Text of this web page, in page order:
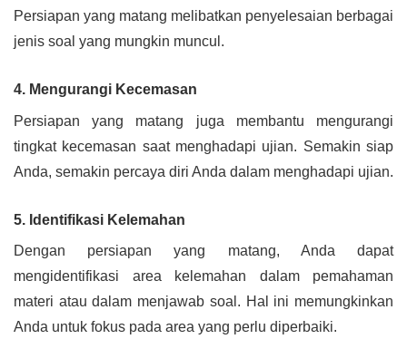
Persiapan yang matang melibatkan penyelesaian berbagai
jenis soal yang mungkin muncul.
4. Mengurangi Kecemasan
Persiapan yang matang juga membantu mengurangi
tingkat kecemasan saat menghadapi ujian. Semakin siap
Anda, semakin percaya diri Anda dalam menghadapi ujian.
5. Identifikasi Kelemahan
Dengan persiapan yang matang, Anda dapat
mengidentifikasi area kelemahan dalam pemahaman
materi atau dalam menjawab soal. Hal ini memungkinkan
Anda untuk fokus pada area yang perlu diperbaiki.